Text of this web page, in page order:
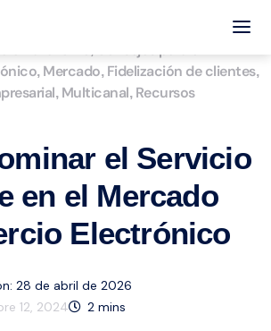
Central
, Mercado, Fidelización de clientes,
, Multicanal, Recursos
el Servicio
en el Mercado
Electrónico
28 de abril de 2026
12, 2024 2 mins